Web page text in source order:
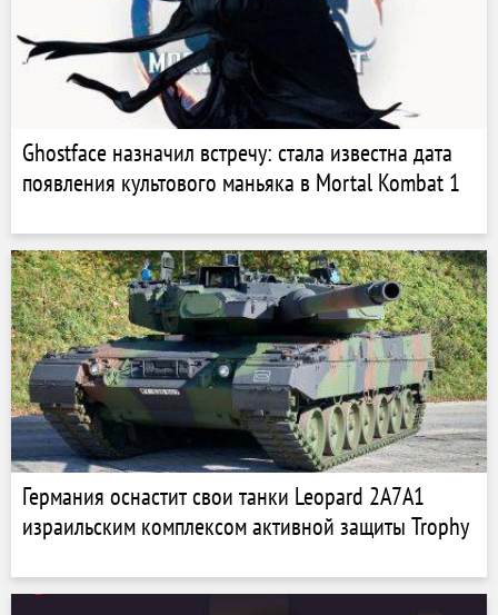
Ghostface назначил встречу: стала известна дата
появления культового маньяка в Mortal Kombat 1
Германия оснастит свои танки Leopard 2A7A1
израильским комплексом активной защиты Trophy